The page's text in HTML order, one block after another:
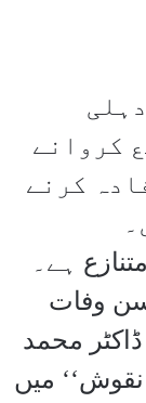
کروانے
کرنے
ہے۔
سن وفات
ڈاکٹر محمد
نقوش‘‘ میں